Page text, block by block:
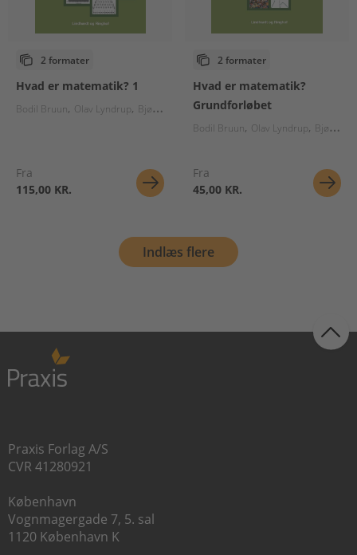
2 formater
Hvad er matematik? 1
Bodil Bruun Olav Lyndrup Bjørn Grøn
Fra
115,00 KR.
2 formater
Hvad er matematik?
Grundforløbet
Bodil Bruun Olav Lyndrup Bjørn Grøn
Fra
45,00 KR.
Indlæs flere
Praxis Forlag A/S
CVR 41280921
København
Vognmagergade 7, 5. sal
1120 København K